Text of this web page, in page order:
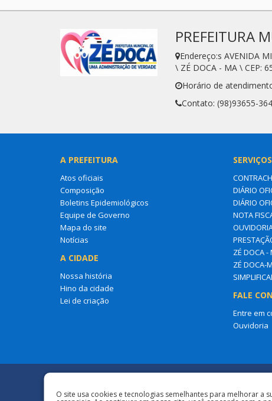
PREFEITURA
Endereço:s AVENIDA
\ ZÉ DOCA - MA \ CEP:
Horário de
Contato: (98)93655-
A PREFEITURA
Atos oficiais
Composição
Boletins Epidemiológicos
Equipe de Governo
Mapa do site
Notícias
A CIDADE
Nossa história
Hino da cidade
Lei de criação
SERVIÇOS
DIÁRIO
DIÁRIO
NOTA
ZÉ DOCA
ZÉ DOCA-
FALE
Entre em
Ouvidoria
O site usa cookies e tecnologias semelhantes para melhorar a